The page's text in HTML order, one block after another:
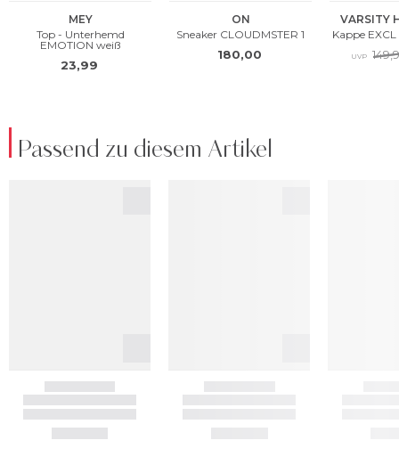
Passend zu diesem Artikel